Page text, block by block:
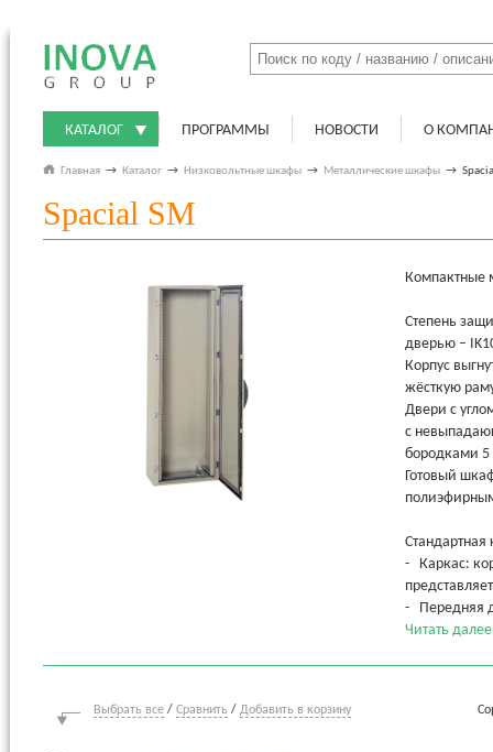
КАТАЛОГ ПРОГРАММЫ НОВОСТИ О
Главная → Каталог → Низковольтные шкафы → Металлические шкафы →
Spacial SM
Компактные
Степень
дверью –
Корпус
жёсткую
Двери с
с
бородками
Готовый
- Каркас:
- Передняя
-
Читать
Выбрать все / Сравнить / Добавить в корзину